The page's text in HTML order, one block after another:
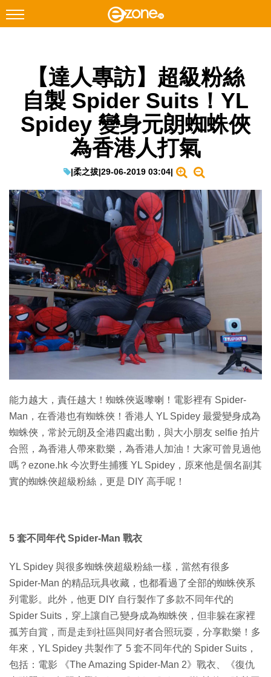
Facebook Instagram
科技焦點
網絡生活
EduTech
IT Times
生成式AI與雲端應用
Enterprise Digital Transformation
特集
【達人專訪】超級粉絲
自製 Spider Suits！YL
Spidey 變身元朗蜘蛛俠
為香港人打氣
|柔之拔|29-06-2019 03:04|
能力越大，責任越大！蜘蛛俠返嚟喇！電影裡有 Spider-
Man，在香港也有蜘蛛俠！香港人 YL Spidey 最愛變身成為
蜘蛛俠，常於元朗及全港四處出動，與大小朋友 selfie 拍片
合照，為香港人帶來歡樂，為香港人加油！大家可曾見過他
嗎？ezone.hk 今次野生捕獲 YL Spidey，原來他是個名副其
實的蜘蛛俠超級粉絲，更是 DIY 高手呢！
5 套不同年代 Spider-Man 戰衣
YL Spidey 與很多蜘蛛俠超級粉絲一樣，當然有很多
Spider-Man 的精品玩具收藏，也都看過了全部的蜘蛛俠系
列電影。此外，他更 DIY 自行製作了多款不同年代的
Spider Suits，穿上讓自己變身成為蜘蛛俠，但非躲在家裡
孤芳自賞，而是走到社區與同好者合照玩耍，分享歡樂！多
年來，YL Spidey 共製作了 5 套不同年代的 Spider Suits，
包括：電影 《The Amazing Spider-Man 2》戰衣、《復仇